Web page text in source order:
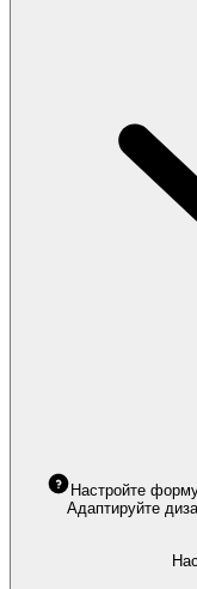
Настройте
Адаптируйте